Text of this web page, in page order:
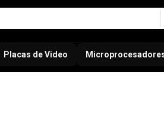
Placas de Video